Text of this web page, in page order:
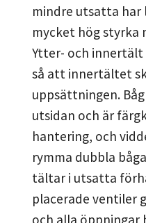
mindre utsatta har
mycket hög styrka
Ytter- och innertält
så att innertältet
uppsättningen.
utsidan och är
hantering, och
rymma dubbla
tältar i utsatta
placerade ventiler